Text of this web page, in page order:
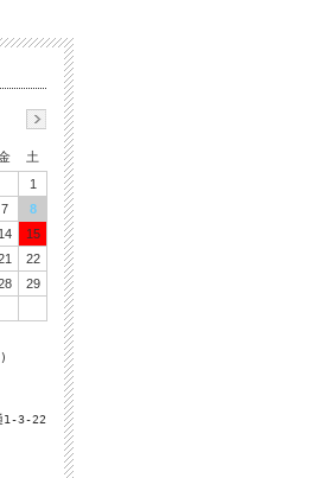
土
1
7
8
14
15
22
29
1-3-22